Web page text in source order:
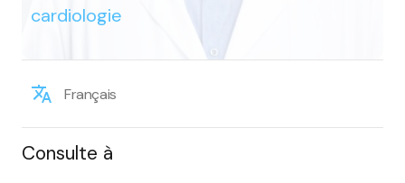
cardiologie
Français
Consulte à